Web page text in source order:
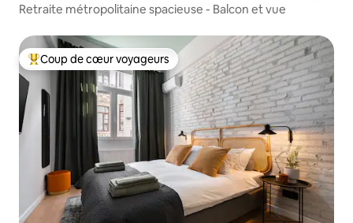
Retraite métropolitaine spacieuse - Balcon et vue
Coups de cœur voyageurs les plus appréciés
Coup de cœur voyageurs